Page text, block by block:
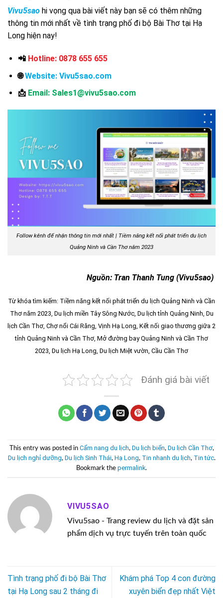
Vivu5sao hi vọng qua bài viết này bạn sẽ có thêm những
thông tin mới nhất về tình trạng phố đi bộ Bài Thơ tại Hạ
Long hiện nay!
📲 Hotline: 0878 655 655
🌐Website: Vivu5sao.com
📩 Email: Sales1@vivu5sao.com
Follow kênh để nhận thông tin mới nhất | Tiềm năng kết nối phát triển du lịch
Quảng Ninh và Cần Thơ năm 2023
Nguồn: Tran Thanh Tung (Vivu5sao)
Từ khóa tìm kiếm: Tiềm năng kết nối phát triển du lịch Quảng Ninh và Cần
Thơ năm 2023, Du lịch miền Tây Sông Nước, Du lịch tỉnh Quảng Ninh, Du
lịch Cần Thơ, Chợ nổi Cái Răng , Vịnh Hạ Long, Kết nối giao thương giữa 2
tỉnh Quảng Ninh và Cần Thơ, Mở đường bay Quảng Ninh và Cần Thơ
2023, Du lịch Hạ Long, Du lịch Miệt vườn, Cầu Cần Thơ
Đánh giá bài viết
This entry was posted in Cẩm nang du lịch, Du lịch biển, Du lịch Cần Thơ,
Du lịch nghỉ dưỡng, Du lịch Sinh Thái, Hạ Long, Tin nhanh du lịch, Tin tức.
Bookmark the permalink.
VIVU5SAO
Vivu5sao - Trang review du lịch và đặt sản
phẩm dịch vụ trực tuyến trên toàn quốc
Tình trạng phố đi bộ Bài Thơ
tại Hạ Long sau 2 tháng đi
Khám phá Top 4 con đường
xuyên biển đẹp nhất Việt